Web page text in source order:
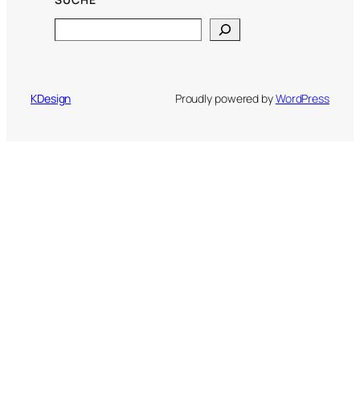
KDesign Proudly powered byWordPress